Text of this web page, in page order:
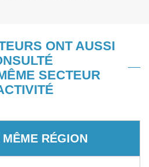
ONT AUSSI
SECTEUR
RÉGION